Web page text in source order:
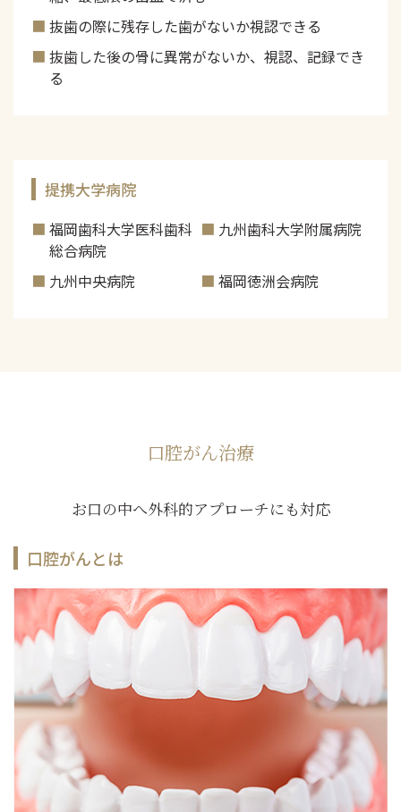
抜歯の際に残存した歯がないか視認できる
抜歯した後の骨に異常がないか、視認、記録でき
る
提携大学病院
福岡歯科大学医科歯科
総合病院
九州歯科大学附属病院
九州中央病院 福岡徳洲会病院
口腔がん治療
お口の中へ外科的アプローチにも対応
口腔がんとは